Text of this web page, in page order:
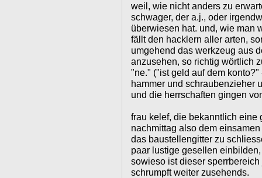
weil, wie nicht anders zu
schwager, der a.j., oder
überwiesen hat. und, wie man
fällt den hacklern aller arten,
umgehend das werkzeug aus
anzusehen, so richtig wörtlich
"ne." ("ist geld auf dem
hammer und schraubenzieher
und die herrschaften gingen
frau kelef, die bekanntlich eine
nachmittag also dem
das baustellengitter zu
paar lustige gesellen
sowieso ist dieser
schrumpft weiter zusehends.